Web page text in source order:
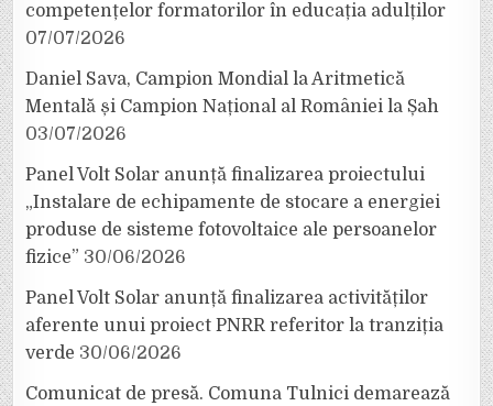
competențelor formatorilor în educația adulților
07/07/2026
Daniel Sava, Campion Mondial la Aritmetică
Mentală și Campion Național al României la Șah
03/07/2026
Panel Volt Solar anunță finalizarea proiectului
„Instalare de echipamente de stocare a energiei
produse de sisteme fotovoltaice ale persoanelor
fizice” 30/06/2026
Panel Volt Solar anunță finalizarea activităților
aferente unui proiect PNRR referitor la tranziția
verde 30/06/2026
Comunicat de presă. Comuna Tulnici demarează